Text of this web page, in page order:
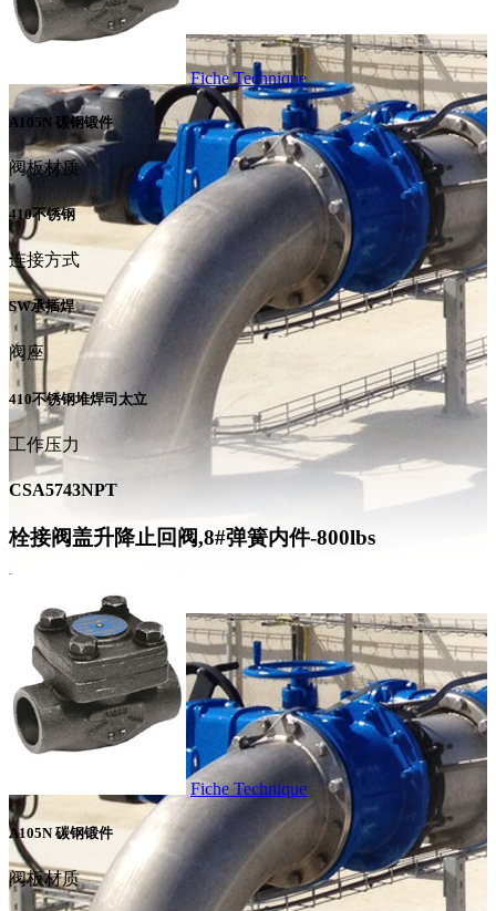
Fiche Technique
A105N 碳钢锻件
阀板材质
410不锈钢
连接方式
SW承插焊
阀座
410不锈钢堆焊司太立
工作压力
CSA5743NPT
栓接阀盖升降止回阀,8#弹簧内件-800lbs
Fiche Technique
A105N 碳钢锻件
阀板材质